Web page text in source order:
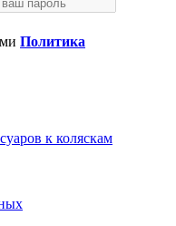
Политика
к коляскам